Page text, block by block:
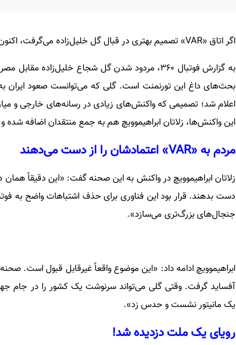
اگر اتاق «VAR» تصمیم بهتری در قبال گل خلیل‌زاده می‌گرفت، اکنون پرونده صعود تکمیل شده بود.
اعلام شد؛ تصمیمی که واکنش‌های زیادی در رسانه‌های خارجی و
این واکنش‌ها، زلاتان ابراهیموویچ هم به جمع منتقدان اضافه شده
مردم به «VAR» اعتمادشان را از دست می‌دهند
دست بدهند. قرار بود این فناوری برای حذف اشتباهات واضح به
جنجال‌های بزرگ‌تری می‌سازد».
ابراهیموویچ ادامه داد: «این موضوع واقعاً غیرقابل قبول است.
آفساید گرفت. وقتی گلی می‌تواند سرنوشت یک کشور را در جام
یک مانیتور نشست و حدس زد».
رویای یک ملت دزدیده شد!